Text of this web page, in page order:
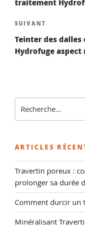
traitement
Article
suivant
SUIVANT
Teinter des
Hydrofuge
pour
ARTICLES
Travertin poreux :
prolonger sa durée
Comment durcir un
Minéralisant